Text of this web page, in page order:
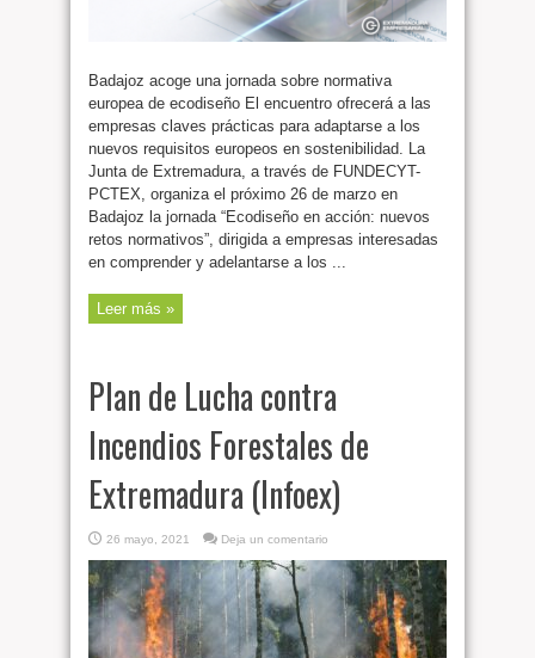
Badajoz acoge una jornada sobre normativa
europea de ecodiseño El encuentro ofrecerá a las
empresas claves prácticas para adaptarse a los
nuevos requisitos europeos en sostenibilidad. La
Junta de Extremadura, a través de FUNDECYT-
PCTEX, organiza el próximo 26 de marzo en
Badajoz la jornada “Ecodiseño en acción: nuevos
retos normativos”, dirigida a empresas interesadas
en comprender y adelantarse a los ...
Leer más »
Plan de Lucha contra
Incendios Forestales de
Extremadura (Infoex)
26 mayo, 2021 Deja un comentario